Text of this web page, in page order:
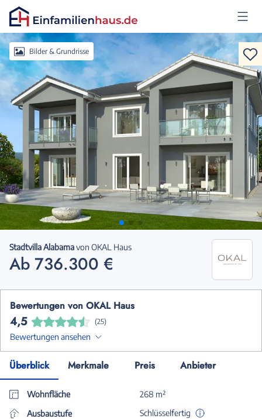
AnmeldenBilder & Grundrisse
Stadtvilla Alabamavon OKAL Haus
Ab 736.300 €
Bewertungen von OKAL Haus
4,5 (25)
Bewertungen ansehen
Überblick Merkmale Preis Anbieter
Wohnfläche
268 m²
Ausbaustufe
Schlüsselfertig